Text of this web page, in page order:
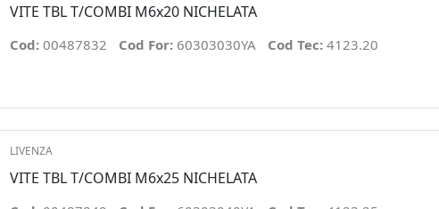
VITE TBL T/COMBI M6x20 NICHELATA
Cod: 00487832 Cod For: 60303030YA Cod Tec: 4123.20
LIVENZA
VITE TBL T/COMBI M6x25 NICHELATA